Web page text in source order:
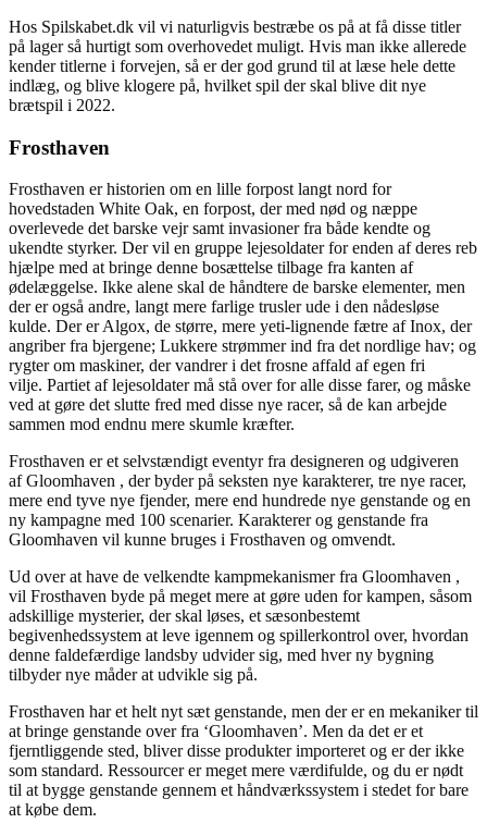
Hos Spilskabet.dk vil vi naturligvis bestræbe os på at få disse titler
på lager så hurtigt som overhovedet muligt. Hvis man ikke allerede
kender titlerne i forvejen, så er der god grund til at læse hele dette
indlæg, og blive klogere på, hvilket spil der skal blive dit nye
brætspil i 2022.
Frosthaven
Frosthaven er historien om en lille forpost langt nord for
hovedstaden White Oak, en forpost, der med nød og næppe
overlevede det barske vejr samt invasioner fra både kendte og
ukendte styrker. Der vil en gruppe lejesoldater for enden af ​​deres reb
hjælpe med at bringe denne bosættelse tilbage fra kanten af ​​
ødelæggelse. Ikke alene skal de håndtere de barske elementer, men
der er også andre, langt mere farlige trusler ude i den nådesløse
kulde. Der er Algox, de større, mere yeti-lignende fætre af Inox, der
angriber fra bjergene; Lukkere strømmer ind fra det nordlige hav; og
rygter om maskiner, der vandrer i det frosne affald af egen fri
vilje. Partiet af lejesoldater må stå over for alle disse farer, og måske
ved at gøre det slutte fred med disse nye racer, så de kan arbejde
sammen mod endnu mere skumle kræfter.
Frosthaven er et selvstændigt eventyr fra designeren og udgiveren
af ​​Gloomhaven , der byder på seksten nye karakterer, tre nye racer,
mere end tyve nye fjender, mere end hundrede nye genstande og en
ny kampagne med 100 scenarier. Karakterer og genstande fra
Gloomhaven vil kunne bruges i Frosthaven og omvendt.
Ud over at have de velkendte kampmekanismer fra Gloomhaven ,
vil Frosthaven byde på meget mere at gøre uden for kampen, såsom
adskillige mysterier, der skal løses, et sæsonbestemt
begivenhedssystem at leve igennem og spillerkontrol over, hvordan
denne faldefærdige landsby udvider sig, med hver ny bygning
tilbyder nye måder at udvikle sig på.
Frosthaven har et helt nyt sæt genstande, men der er en mekaniker til
at bringe genstande over fra ‘Gloomhaven’. Men da det er et
fjerntliggende sted, bliver disse produkter importeret og er der ikke
som standard. Ressourcer er meget mere værdifulde, og du er nødt
til at bygge genstande gennem et håndværkssystem i stedet for bare
at købe dem.